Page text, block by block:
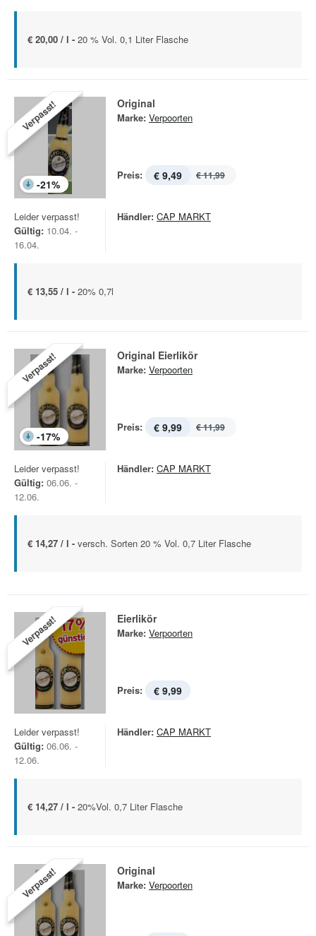
€ 20,00 / l - 20 % Vol. 0,1 Liter Flasche
Verpasst!
-21%
Original
Marke: Verpoorten
Preis: € 9,49 € 11,99
Leider verpasst!
Gültig: 10.04. -
16.04.
Händler: CAP MARKT
€ 13,55 / l - 20% 0,7l
Verpasst!
-17%
Original Eierlikör
Marke: Verpoorten
Preis: € 9,99 € 11,99
Leider verpasst!
Gültig: 06.06. -
12.06.
Händler: CAP MARKT
€ 14,27 / l - versch. Sorten 20 % Vol. 0,7 Liter Flasche
Verpasst! Eierlikör
Marke: Verpoorten
Preis: € 9,99
Leider verpasst!
Gültig: 06.06. -
12.06.
Händler: CAP MARKT
€ 14,27 / l - 20%Vol. 0,7 Liter Flasche
Verpasst! Original
Marke: Verpoorten